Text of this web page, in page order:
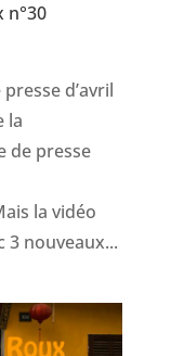
n°30
d’avril
la
presse
la vidéo
3 nouveaux...